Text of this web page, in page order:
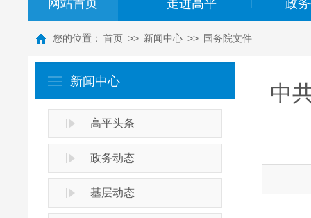
网站首页 走进高平 政
您的位置： 首页 >> 新闻中心 >> 国务院文件
新闻中心
高平头条
政务动态
基层动态
中